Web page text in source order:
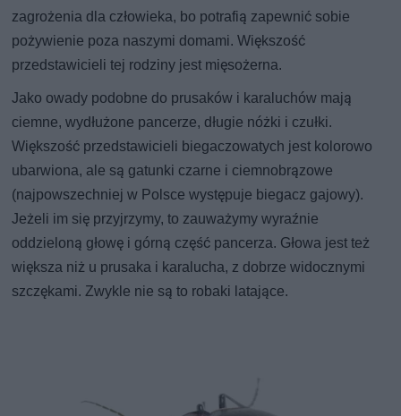
zagrożenia dla człowieka, bo potrafią zapewnić sobie
pożywienie poza naszymi domami. Większość
przedstawicieli tej rodziny jest mięsożerna.
Jako owady podobne do prusaków i karaluchów mają
ciemne, wydłużone pancerze, długie nóżki i czułki.
Większość przedstawicieli biegaczowatych jest kolorowo
ubarwiona, ale są gatunki czarne i ciemnobrązowe
(najpowszechniej w Polsce występuje biegacz gajowy).
Jeżeli im się przyjrzymy, to zauważymy wyraźnie
oddzieloną głowę i górną część pancerza. Głowa jest też
większa niż u prusaka i karalucha, z dobrze widocznymi
szczękami. Zwykle nie są to robaki latające.